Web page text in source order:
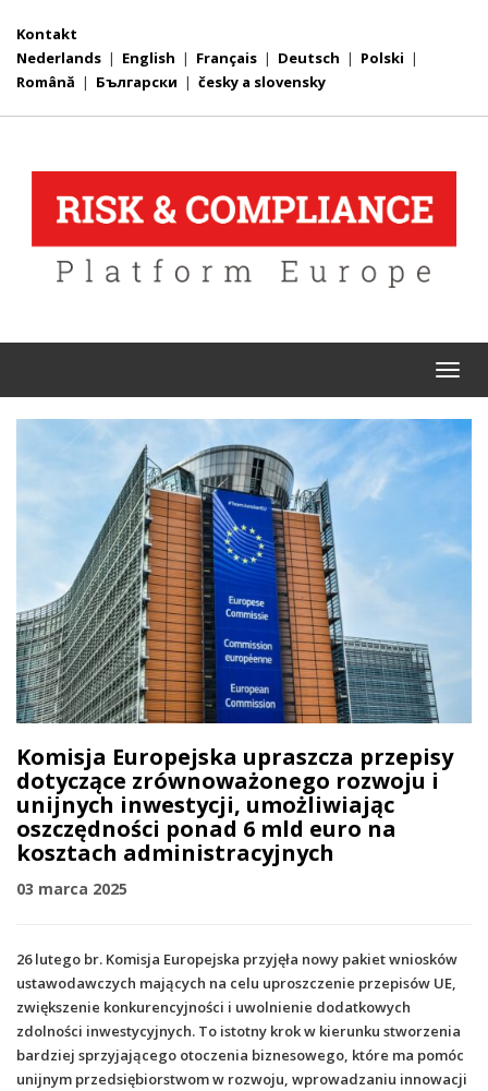
Kontakt
Nederlands | English | Français | Deutsch | Polski |
Română | Български | česky a slovensky
Komisja Europejska upraszcza przepisy
dotyczące zrównoważonego rozwoju i
unijnych inwestycji, umożliwiając
oszczędności ponad 6 mld euro na
kosztach administracyjnych
03 marca 2025
26 lutego br. Komisja Europejska przyjęła nowy pakiet wniosków
ustawodawczych mających na celu uproszczenie przepisów UE,
zwiększenie konkurencyjności i uwolnienie dodatkowych
zdolności inwestycyjnych. To istotny krok w kierunku stworzenia
bardziej sprzyjającego otoczenia biznesowego, które ma pomóc
unijnym przedsiębiorstwom w rozwoju, wprowadzaniu innowacji